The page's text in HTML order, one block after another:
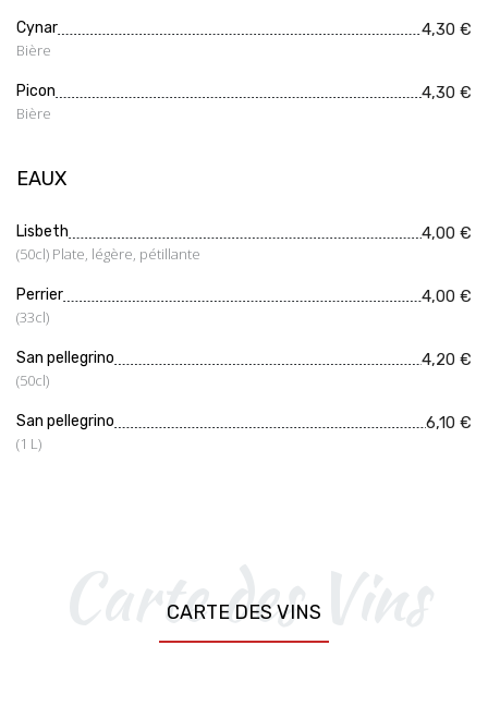
4,30 €
Cynar
Bière
4,30 €
Picon
Bière
EAUX
4,00 €
Lisbeth
(50cl) Plate, légère, pétillante
4,00 €
Perrier
(33cl)
4,20 €
San pellegrino
(50cl)
6,10 €
San pellegrino
(1 L)
Carte des Vins
CARTE DES VINS